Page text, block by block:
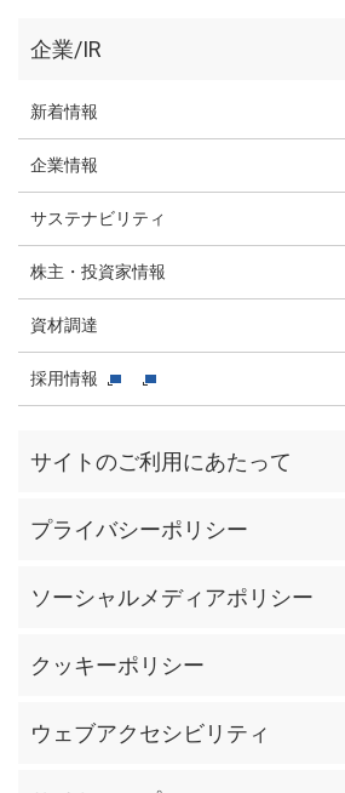
企業/IR
新着情報
企業情報
サステナビリティ
株主・投資家情報
資材調達
採用情報
サイトのご利用にあたって
プライバシーポリシー
ソーシャルメディアポリシー
クッキーポリシー
ウェブアクセシビリティ